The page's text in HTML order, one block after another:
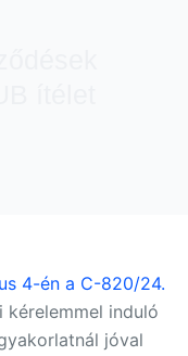
4-én a C-820/24.
induló
jóval